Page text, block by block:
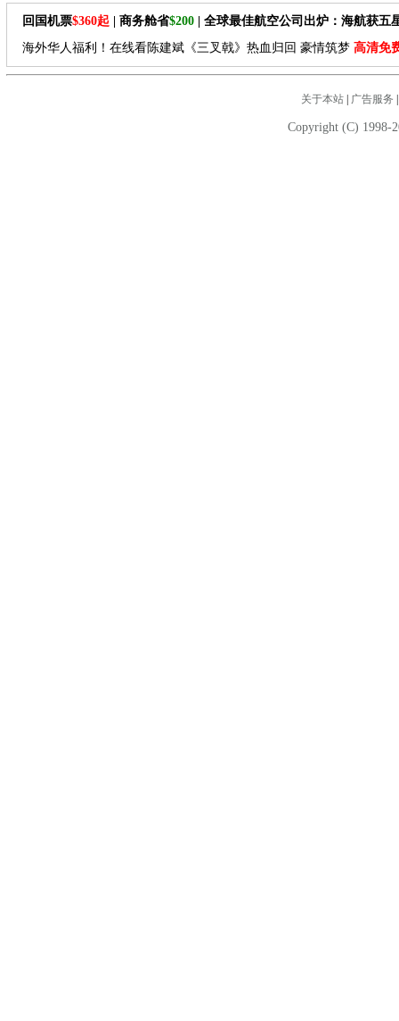
回国机票$360起 | 商务舱省$200 | 全球最佳航空公司出炉：海航获五
海外华人福利！在线看陈建斌《三叉戟》热血归回 豪情筑梦 高清免
关于本站| 广告服务
Copyright (C) 1998-